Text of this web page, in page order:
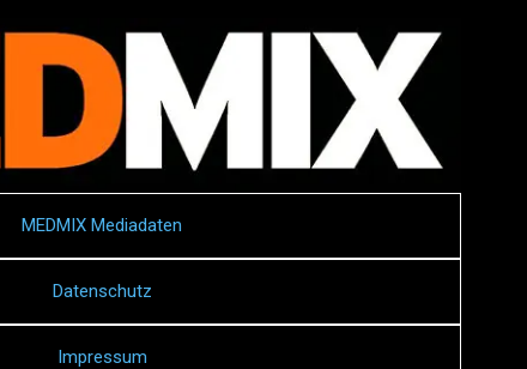
MEDMIX Mediadaten
Datenschutz
Impressum